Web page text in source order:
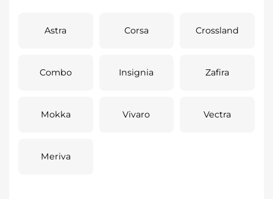
Astra Corsa Crossland
Combo Insignia Zafira
Mokka Vivaro Vectra
Meriva